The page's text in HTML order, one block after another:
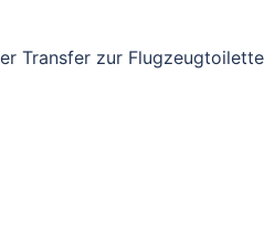
Transfer zur Flugzeugtoilette